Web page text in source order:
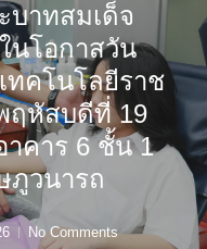
บาทสมเด็จ
นโอกาสวัน
ทคโนโลยีราช
ฤหัสบดีที่ 19
คาร 6 ชั้น 1
ภูวนารถ
No Comments